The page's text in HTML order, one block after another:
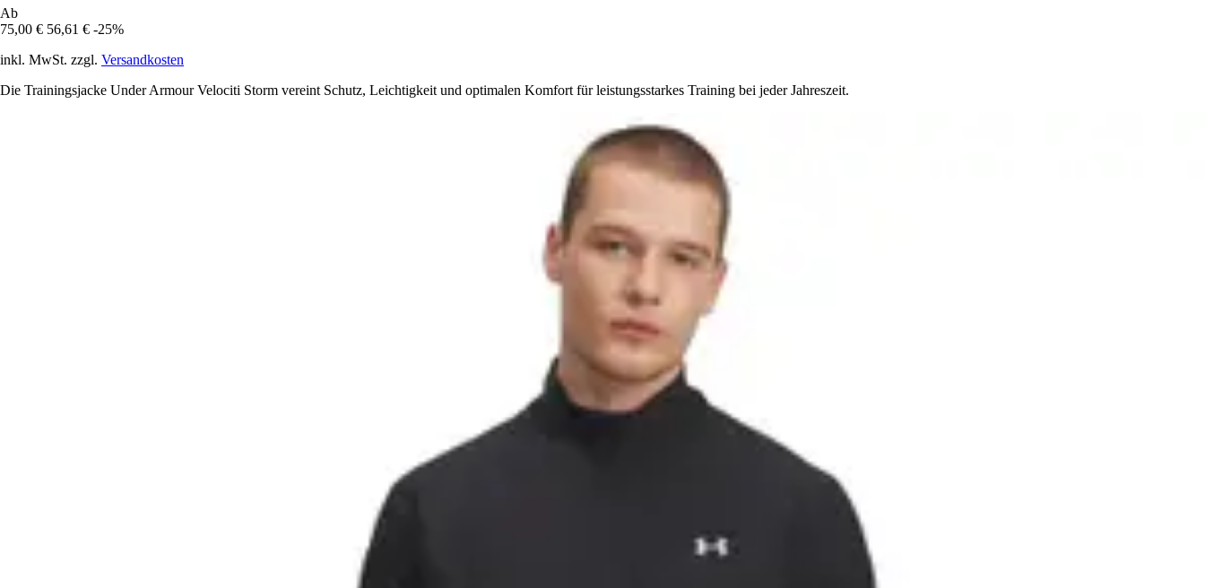
Ab
75,00 € 56,61 € -25%
inkl. MwSt. zzgl. Versandkosten
Die Trainingsjacke Under Armour Velociti Storm vereint Schutz, Leichtigkeit und optimalen Komfort für leistungsstarkes Training bei jeder Jahreszeit.